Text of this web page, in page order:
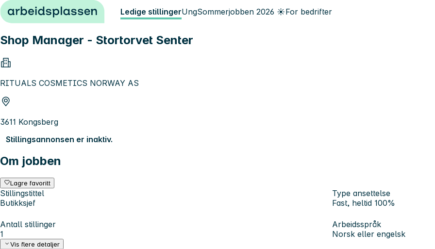
Hopp til innhold Ledige stillingerUngSommerjobben 2026 ☀️For bedrifter
Shop Manager - Stortorvet Senter
RITUALS COSMETICS NORWAY AS
3611 Kongsberg
Stillingsannonsen er inaktiv.
Om jobben
Lagre favoritt
Stillingstittel
Butikksjef
Type ansettelse
Fast, heltid 100%
Antall stillinger
1
Arbeidsspråk
Norsk eller engelsk
Vis flere detaljer